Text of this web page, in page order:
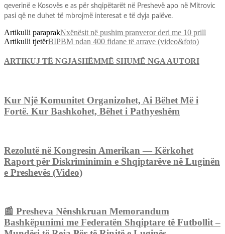
qeverinë e Kosovës e as për shqipëtarët në Preshevë apo në Mitrovic
pasi që ne duhet të mbrojmë interesat e të dyja palëve.
Artikulli paraprakNxënësit në pushim pranveror deri me 10 prill
Artikulli tjetërBIPBM ndan 400 fidane të arrave (video&foto)
ARTIKUJ TË NGJASHËMMË SHUMË NGA AUTORI
Kur Një Komunitet Organizohet, Ai Bëhet Më i
Fortë. Kur Bashkohet, Bëhet i Pathyeshëm
Rezolutë në Kongresin Amerikan — Kërkohet
Raport për Diskriminimin e Shqiptarëve në Luginën
e Preshevës (Video)
📰 Presheva Nënshkruan Memorandum
Bashkëpunimi me Federatën Shqiptare të Futbollit –